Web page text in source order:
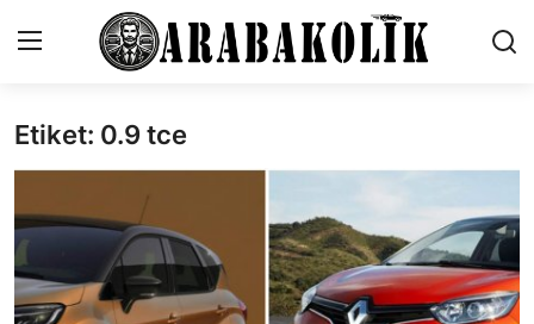
İletişim
Karşılaştırmalar
Testler
Etiket: 0.9 tce